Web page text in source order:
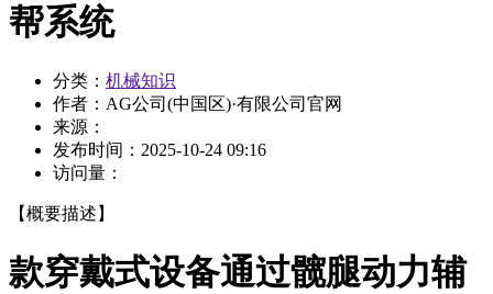
帮系统
分类： 机械知识
作者：AG公司(中国区)·有限公司官网
来源：
发布时间： 2025-10-24 09:16
访问量：
【概要描述】
款穿戴式设备通过髋腿动力辅